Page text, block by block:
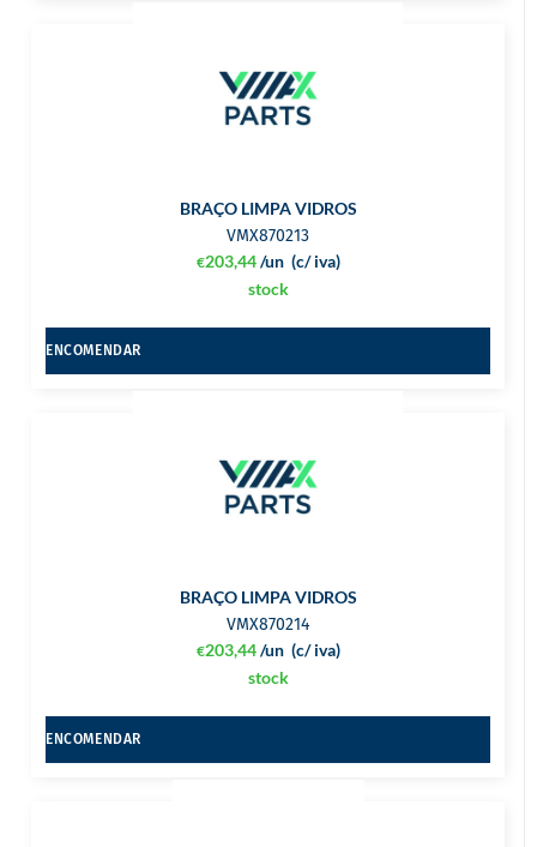
BRAÇO LIMPA VIDROS
VMX870213
€203,44 (c/ iva)
/un
stock
ENCOMENDAR
BRAÇO LIMPA VIDROS
VMX870214
€203,44 (c/ iva)
/un
stock
ENCOMENDAR